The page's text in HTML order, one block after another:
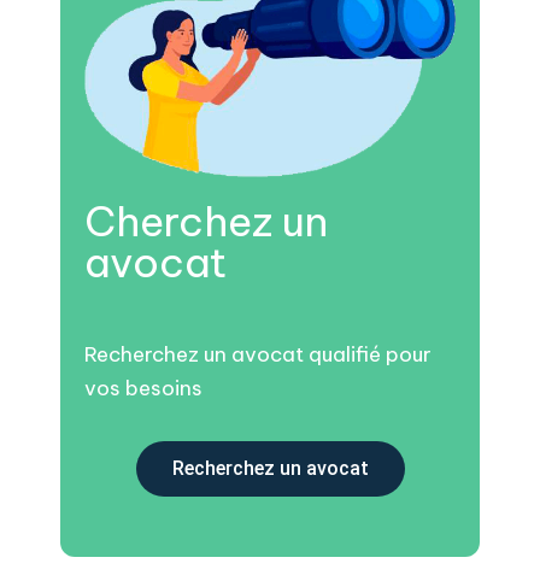
Cherchez un
avocat
Recherchez un avocat qualifié pour
vos besoins
Recherchez un avocat